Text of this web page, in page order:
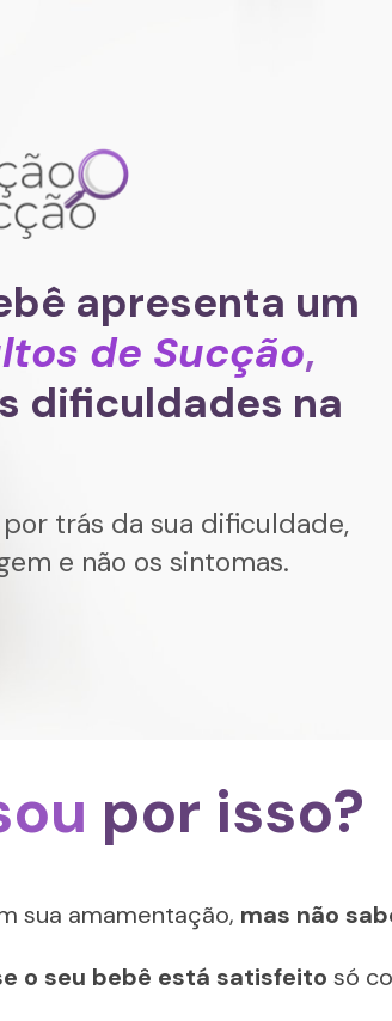
apresenta um
de Sucção,
dificuldades na
trás da sua dificuldade,
e não os sintomas.
por isso?
sua amamentação, mas não
o seu bebê está satisfeito só